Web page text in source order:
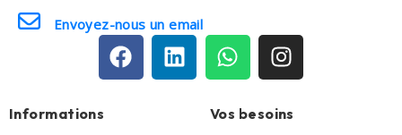
Envoyez-nous un email
Informations Vos besoins